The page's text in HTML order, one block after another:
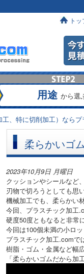
トッ
用途 から選
、特に切削加工）なら
柔らかいゴ
2023年10月9日 月曜日
クッションやシールなど
刃物で切ろうとしても思
機械加工でも、柔らかい
今回、プラスチック加工
硬度50度ともなると非常
今回は100個未満の小ロ
プラスチック加工.comで
樹脂・ゴム・金属など幅
「柔らかいゴムだから